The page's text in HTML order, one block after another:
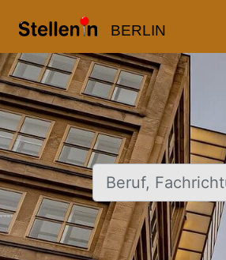
BERLIN
Beruf, Fachrichtung,